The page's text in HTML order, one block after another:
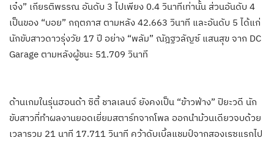
เจ๋ง” เกียรติพรรณ อันดับ 3 ไปเพียง 0.4 วินาทีเท่านั้น ส่วนอันดับ 4
เป็นของ “บอย” กฤตภาส ตามหลัง 42.663 วินาที และอันดับ 5 ได้แก่
นักขับสาวดาวรุ่งวัย 17 ปี อย่าง “พลัม” ณัฎฐวลัญซ์ แสนสุข จาก DC
Garage ตามหลังผู้ชนะ 51.709 วินาที
ด้านเกมในรุ่นฮอนด้า ซิตี้ ชาลเลนจ์ ยังคงเป็น “ข้าวฟ่าง” ปิยะวดี นัก
ขับสาวที่ทำผลงานยอดเยี่ยมสตาร์ทจากโพล ออกนำม้วนเดียวจบด้วย
เวลารวม 21 นาที 17.711 วินาที คว้าดับเบิ้ลแชมป์จากสองเรซแรกไป